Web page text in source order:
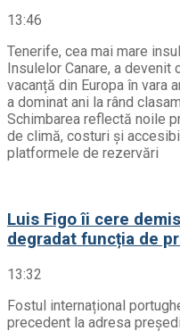
13:46
Tenerife, cea mai mare
Insulelor Canare, a
vacanță din Europa în vara
a dominat ani la rând
Schimbarea reflectă noile
de climă, costuri și
platformele de rezervări
Luis Figo îi cere
degradat funcția de
13:32
Fostul internațional
precedent la adresa